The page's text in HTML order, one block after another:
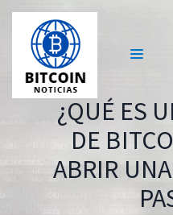
¿QUÉ ES
DE
ABRIR